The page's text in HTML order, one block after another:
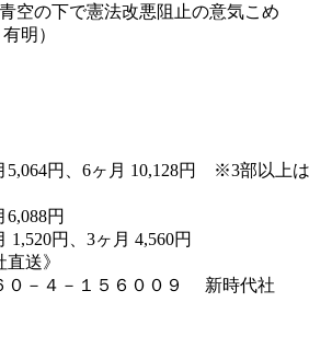
空の下で憲法改悪阻止の意気こめ
明）
5,064円、6ヶ月 10,128円 ※3部以上は
6,088円
1,520円、3ヶ月 4,560円
送》
－４－１５６００９ 新時代社